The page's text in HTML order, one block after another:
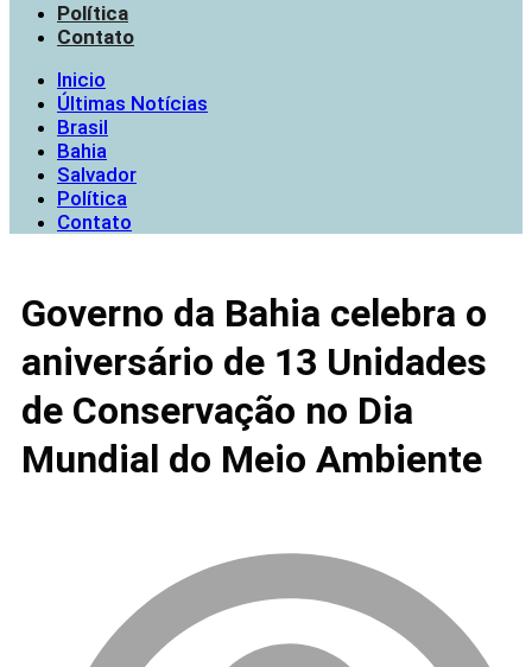
Política
Contato
Inicio
Últimas Notícias
Brasil
Bahia
Salvador
Política
Contato
Governo da Bahia celebra o
aniversário de 13 Unidades
de Conservação no Dia
Mundial do Meio Ambiente